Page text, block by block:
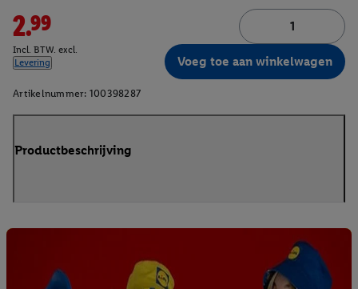
2.99
Incl. BTW. excl.
Levering
Voeg toe aan winkelwagen
Artikelnummer: 100398287
Productbeschrijving